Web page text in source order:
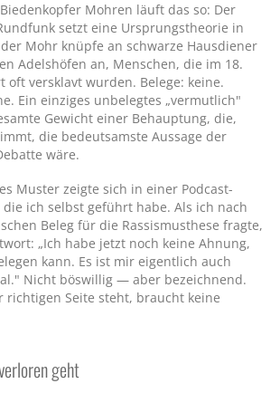
Mohren läuft das so: Der
setzt eine Ursprungstheorie in
Mohr knüpfe an schwarze Hausdiener
Adelshöfen an, Menschen, die im 18.
oft versklavt wurden. Belege: keine.
Ein einziges unbelegtes „vermutlich"
Gewicht einer Behauptung, die,
die bedeutsamste Aussage der
wäre.
Muster zeigte sich in einer Podcast-
die ich selbst geführt habe. Als ich nach
Beleg für die Rassismusthese fragte,
„Ich habe jetzt noch keine Ahnung,
kann. Es ist mir eigentlich auch
Nicht böswillig — aber bezeichnend.
richtigen Seite steht, braucht keine
geht